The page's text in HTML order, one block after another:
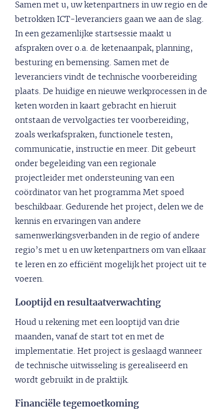
Samen met u, uw ketenpartners in uw regio en de
betrokken ICT-leveranciers gaan we aan de slag.
In een gezamenlijke startsessie maakt u
afspraken over o.a. de ketenaanpak, planning,
besturing en bemensing. Samen met de
leveranciers vindt de technische voorbereiding
plaats. De huidige en nieuwe werkprocessen in de
keten worden in kaart gebracht en hieruit
ontstaan de vervolgacties ter voorbereiding,
zoals werkafspraken, functionele testen,
communicatie, instructie en meer. Dit gebeurt
onder begeleiding van een regionale
projectleider met ondersteuning van een
coördinator van het programma Met spoed
beschikbaar. Gedurende het project, delen we de
kennis en ervaringen van andere
samenwerkingsverbanden in de regio of andere
regio’s met u en uw ketenpartners om van elkaar
te leren en zo efficiënt mogelijk het project uit te
voeren.
Looptijd en resultaatverwachting
Houd u rekening met een looptijd van drie
maanden, vanaf de start tot en met de
implementatie. Het project is geslaagd wanneer
de technische uitwisseling is gerealiseerd en
wordt gebruikt in de praktijk.
Financiële tegemoetkoming